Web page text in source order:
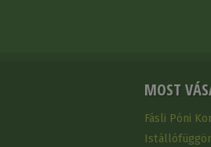
MOST
Fásli Póni